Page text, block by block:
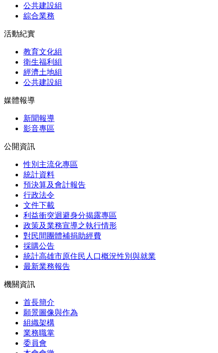
公共建設組
綜合業務
活動紀實
教育文化組
衛生福利組
經濟土地組
公共建設組
媒體報導
新聞報導
影音專區
公開資訊
性別主流化專區
統計資料
預決算及會計報告
行政法令
文件下載
利益衝突迴避身分揭露專區
政策及業務宣導之執行情形
對民間團體補捐助經費
採購公告
統計高雄市原住民人口概況性別與就業
最新業務報告
機關資訊
首長簡介
願景圖像與作為
組織架構
業務職掌
委員會